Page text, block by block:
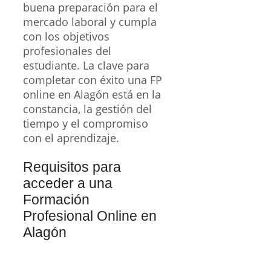
buena preparación para el
mercado laboral y cumpla
con los objetivos
profesionales del
estudiante. La clave para
completar con éxito una FP
online en Alagón está en la
constancia, la gestión del
tiempo y el compromiso
con el aprendizaje.
Requisitos para
acceder a una
Formación
Profesional Online en
Alagón